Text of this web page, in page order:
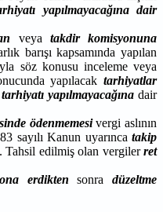
yapılmayacağına dair
veya takdir komisyonuna
barışı kapsamında yapılan
söz konusu inceleme veya
yapılacak tarhiyatlar
yapılmayacağınadair
ödenmemesivergi aslının
sayılı Kanun uyarınca takip
Tahsil edilmiş olan vergilerret
erdiktensonradüzeltme